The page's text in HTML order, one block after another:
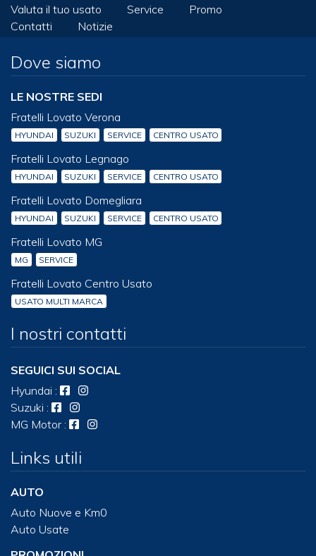
Valuta il tuo usato
Service
Promo
Contatti
Notizie
Dove siamo
LE NOSTRE SEDI
Fratelli Lovato Verona
HYUNDAI SUZUKI SERVICE CENTRO USATO
Fratelli Lovato Legnago
HYUNDAI SUZUKI SERVICE CENTRO USATO
Fratelli Lovato Domegliara
HYUNDAI SUZUKI SERVICE CENTRO USATO
Fratelli Lovato MG
MG SERVICE
Fratelli Lovato Centro Usato
USATO MULTI MARCA
I nostri contatti
SEGUICI SUI SOCIAL
Hyundai :
Suzuki :
MG Motor :
Links utili
AUTO
Auto Nuove e Km0
Auto Usate